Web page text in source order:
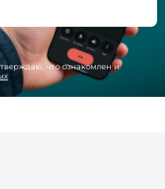
что ознакомлен и